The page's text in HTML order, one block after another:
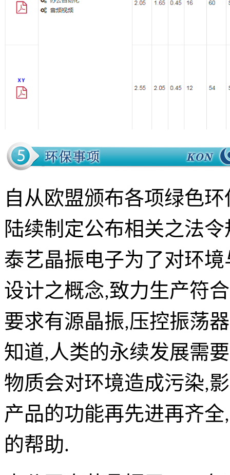
自从欧盟颁布各项绿色
陆续制定公布相关之法
泰艺晶振电子为了对环
设计之概念,致力生产符
要求有源晶振,压控振荡
知道,人类的永续发展需
物质会对环境造成污染,
产品的功能再先进再齐
的帮助.